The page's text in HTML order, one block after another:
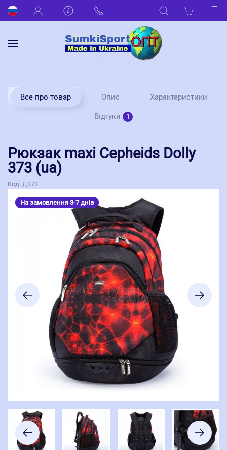
Все про товар Опис Характеристики
Відгуки 1
Рюкзак maxi Cepheids Dolly
373 (ua)
Код: Д373
На замовлення 3-7 днів